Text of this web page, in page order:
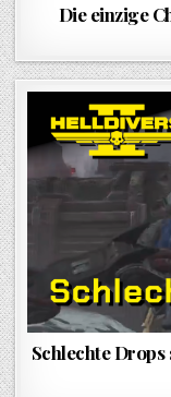
Die einzige
Schlechte